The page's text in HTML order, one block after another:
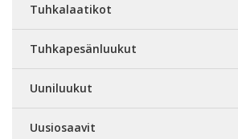
Tuhkalaatikot
Tuhkapesänluukut
Uuniluukut
Uusiosaavit